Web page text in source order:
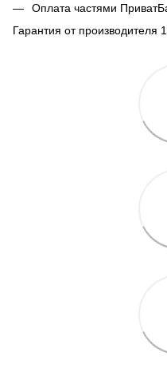
Оплата частями
Гарантия от производителя